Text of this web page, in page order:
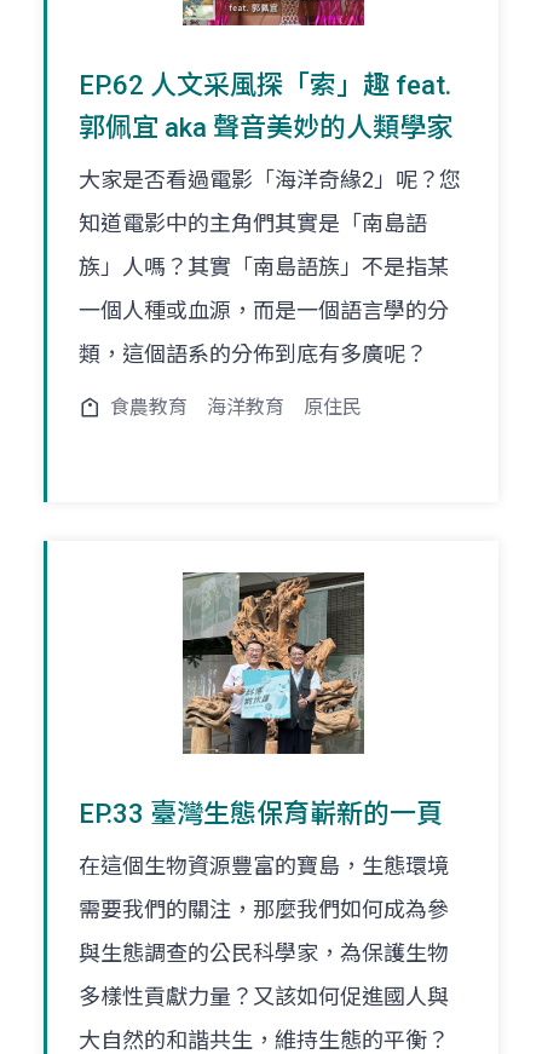
EP.62 人文采風探「索」趣 feat.
郭佩宜 aka 聲音美妙的人類學家
大家是否看過電影「海洋奇緣2」呢？您
知道電影中的主角們其實是「南島語
族」人嗎？其實「南島語族」不是指某
一個人種或血源，而是一個語言學的分
類，這個語系的分佈到底有多廣呢？
食農教育 海洋教育 原住民
EP.33 臺灣生態保育嶄新的一頁
在這個生物資源豐富的寶島，生態環境
需要我們的關注，那麼我們如何成為參
與生態調查的公民科學家，為保護生物
多樣性貢獻力量？又該如何促進國人與
大自然的和諧共生，維持生態的平衡？